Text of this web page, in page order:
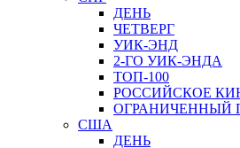
ДЕНЬ
ЧЕТВЕРГ
УИК-ЭНД
2-ГО УИК-ЭНДА
ТОП-100
РОССИЙСКОЕ
ОГРАНИЧЕННЫЙ
США
ДЕНЬ